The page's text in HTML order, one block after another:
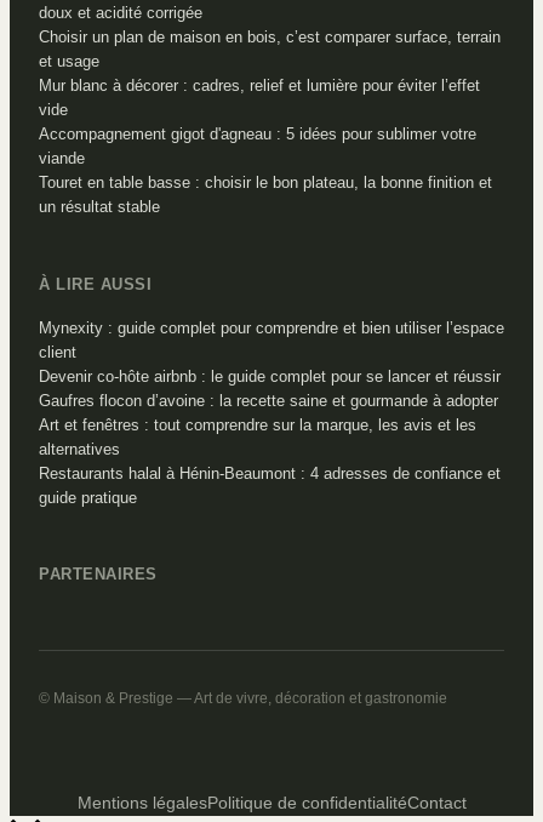
doux et acidité corrigée
Choisir un plan de maison en bois, c’est comparer surface, terrain
et usage
Mur blanc à décorer : cadres, relief et lumière pour éviter l’effet
vide
Accompagnement gigot d'agneau : 5 idées pour sublimer votre
viande
Touret en table basse : choisir le bon plateau, la bonne finition et
un résultat stable
À LIRE AUSSI
Mynexity : guide complet pour comprendre et bien utiliser l’espace
client
Devenir co-hôte airbnb : le guide complet pour se lancer et réussir
Gaufres flocon d’avoine : la recette saine et gourmande à adopter
Art et fenêtres : tout comprendre sur la marque, les avis et les
alternatives
Restaurants halal à Hénin-Beaumont : 4 adresses de confiance et
guide pratique
PARTENAIRES
© Maison & Prestige — Art de vivre, décoration et gastronomie
Mentions légalesPolitique de confidentialitéContact